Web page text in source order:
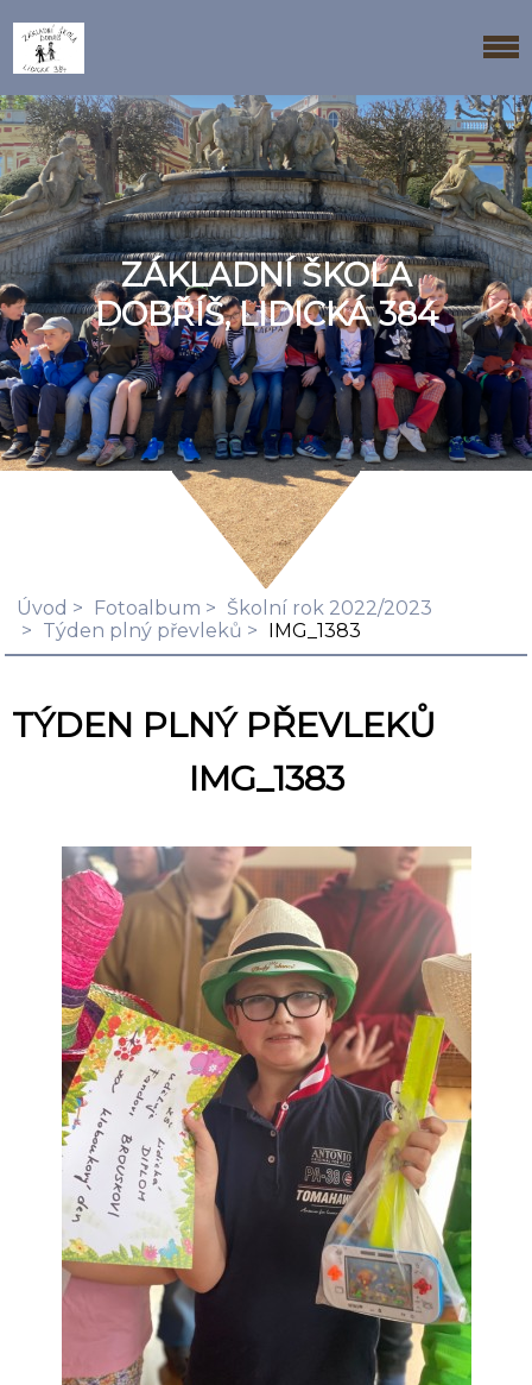
ZÁKLADNÍ ŠKOLA
DOBŘÍŠ, LIDICKÁ 384
Úvod Fotoalbum
Školní rok 2022/2023
Týden plný převleků
IMG_1383
TÝDEN PLNÝ PŘEVLEKŮ
IMG_1383